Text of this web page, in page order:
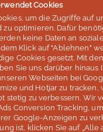
Weiterbildung
Zeitung
Cookies
um die Zugriffe auf
zu optimieren. Dafür
keine Daten an
Klick auf "Ablehnen"
Cookies gesetzt. Mit
Sie uns darüber hinaus
Webseiten bei
und Hotjar zu tracken,
stetig zu verbessern. Wir
Conversion Tracking,
Google-Anzeigen zu
ist, klicken Sie auf „Alle